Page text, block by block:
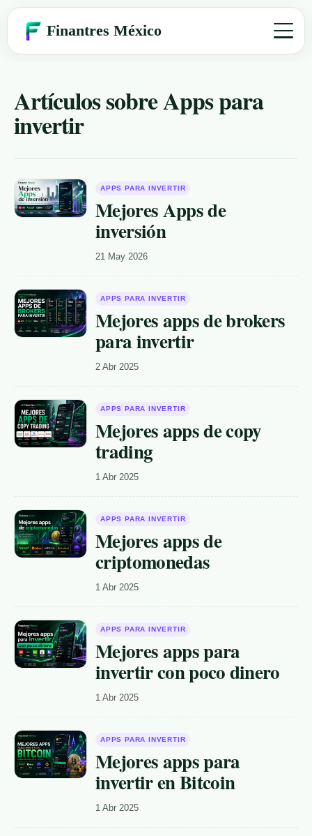
Finantres México
Artículos sobre Apps para
invertir
APPS PARA INVERTIR
Mejores Apps de
inversión
21 May 2026
APPS PARA INVERTIR
Mejores apps de brokers
para invertir
2 Abr 2025
APPS PARA INVERTIR
Mejores apps de copy
trading
1 Abr 2025
APPS PARA INVERTIR
Mejores apps de
criptomonedas
1 Abr 2025
APPS PARA INVERTIR
Mejores apps para
invertir con poco dinero
1 Abr 2025
APPS PARA INVERTIR
Mejores apps para
invertir en Bitcoin
1 Abr 2025